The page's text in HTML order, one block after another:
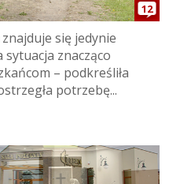
12
się jedynie
znacząco
– podkreśliła
potrzebę...